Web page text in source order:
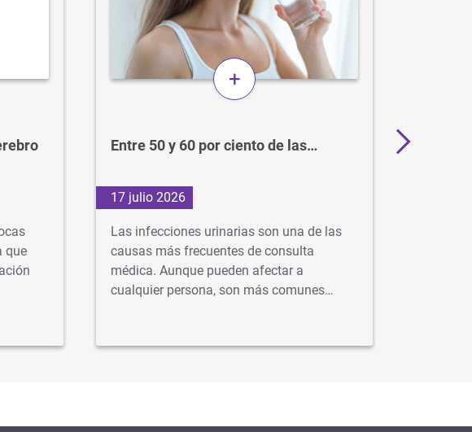
que
+
Entre 50 y 60 por ciento de las…
17 julio 2026
Las infecciones urinarias son una de las
causas más frecuentes de consulta
médica. Aunque pueden afectar a
cualquier persona, son más comunes…